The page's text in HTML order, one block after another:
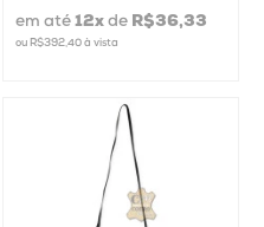
em até 12xde R$36,33
ou R$392,40à vista